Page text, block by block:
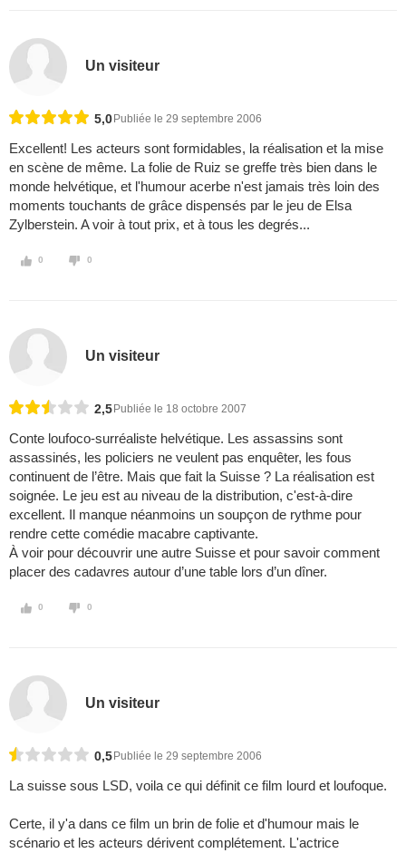
Un visiteur
5,0 Publiée le 29 septembre 2006
Excellent! Les acteurs sont formidables, la réalisation et la mise
en scène de même. La folie de Ruiz se greffe très bien dans le
monde helvétique, et l'humour acerbe n'est jamais très loin des
moments touchants de grâce dispensés par le jeu de Elsa
Zylberstein. A voir à tout prix, et à tous les degrés...
0 0
Un visiteur
2,5 Publiée le 18 octobre 2007
Conte loufoco-surréaliste helvétique. Les assassins sont
assassinés, les policiers ne veulent pas enquêter, les fous
continuent de l’être. Mais que fait la Suisse ? La réalisation est
soignée. Le jeu est au niveau de la distribution, c'est-à-dire
excellent. Il manque néanmoins un soupçon de rythme pour
rendre cette comédie macabre captivante.
À voir pour découvrir une autre Suisse et pour savoir comment
placer des cadavres autour d’une table lors d’un dîner.
0 0
Un visiteur
0,5 Publiée le 29 septembre 2006
La suisse sous LSD, voila ce qui définit ce film lourd et loufoque.
Certe, il y'a dans ce film un brin de folie et d'humour mais le
scénario et les acteurs dérivent complétement. L'actrice